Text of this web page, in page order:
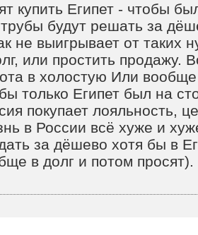
купить Египет - чтобы
будут решать за
не выигрывает от таких
или простить
в холостую Или
только Египет был на
покупает лояльность,
в России всё хуже и
за дёшево хотя бы в
в долг и потом просят).